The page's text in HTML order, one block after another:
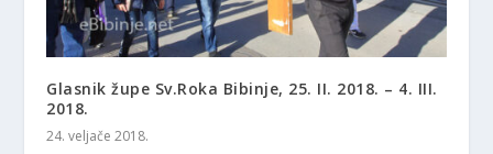
Glasnik župe Sv.Roka Bibinje, 25. II. 2018. – 4. III.
2018.
24. veljače 2018.